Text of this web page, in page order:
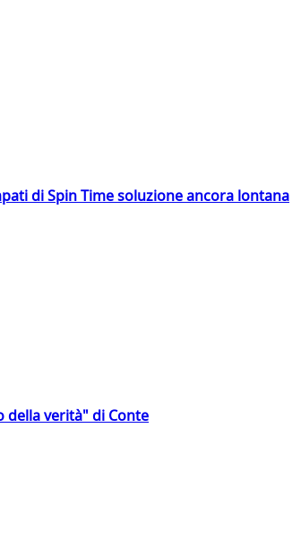
di Spin Time soluzione ancora lontana
della verità" di Conte